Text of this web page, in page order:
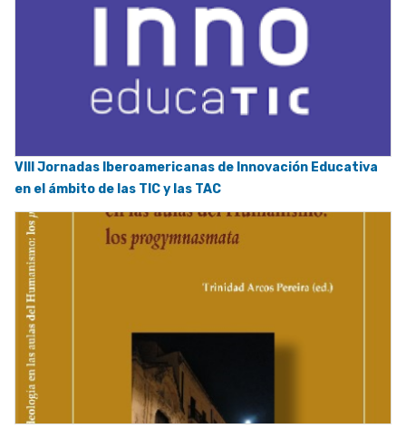
VIII Jornadas Iberoamericanas de Innovación Educativa
en el ámbito de las TIC y las TAC